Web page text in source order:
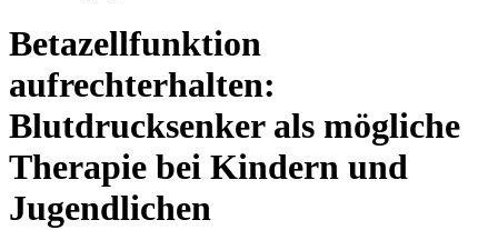
Betazellfunktion
aufrechterhalten:
Blutdrucksenker als mögliche
Therapie bei Kindern und
Jugendlichen